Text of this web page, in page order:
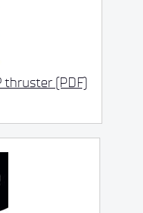
thruster (PDF)